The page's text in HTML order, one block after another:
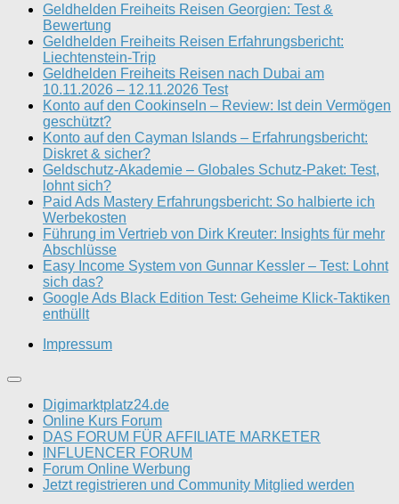
Geldhelden Freiheits Reisen Georgien: Test &
Bewertung
Geldhelden Freiheits Reisen Erfahrungsbericht:
Liechtenstein-Trip
Geldhelden Freiheits Reisen nach Dubai am
10.11.2026 – 12.11.2026 Test
Konto auf den Cookinseln – Review: Ist dein Vermögen
geschützt?
Konto auf den Cayman Islands – Erfahrungsbericht:
Diskret & sicher?
Geldschutz-Akademie – Globales Schutz-Paket: Test,
lohnt sich?
Paid Ads Mastery Erfahrungsbericht: So halbierte ich
Werbekosten
Führung im Vertrieb von Dirk Kreuter: Insights für mehr
Abschlüsse
Easy Income System von Gunnar Kessler – Test: Lohnt
sich das?
Google Ads Black Edition Test: Geheime Klick-Taktiken
enthüllt
Impressum
Digimarktplatz24.de
Online Kurs Forum
DAS FORUM FÜR AFFILIATE MARKETER
INFLUENCER FORUM
Forum Online Werbung
Jetzt registrieren und Community Mitglied werden